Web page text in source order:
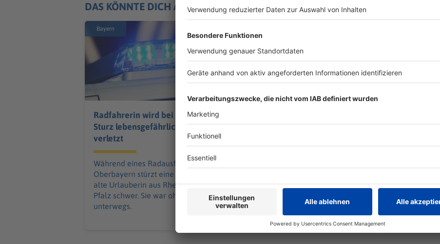
DAS KÖNNTE DICH AUCH INTERESSIEREN
Bayern
Radfahrerin wird bei
Sturz lebensgefährlich
verletzt
Während eines Radausfluges in
Oberbayern stürzt eine 68 Jahre
alte Urlauberin aus Rheinland-
Pfalz schwer. Sie war ohne Helm
unterwegs.
Kollision – Enkel schwer
gegen ein Trike. Ein 70 Jahre alter
Mann kommt ums Leben.
Münchens
Seit dem 1.
Münchner
erster
eine erste